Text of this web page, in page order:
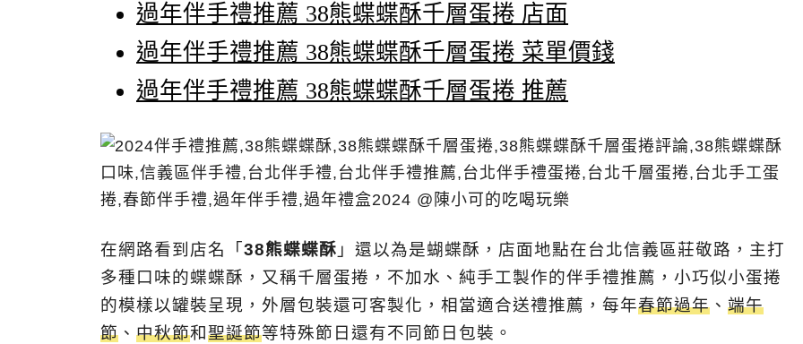
過年伴手禮推薦 38熊蝶蝶酥千層蛋捲 店面
過年伴手禮推薦 38熊蝶蝶酥千層蛋捲 菜單價錢
過年伴手禮推薦 38熊蝶蝶酥千層蛋捲 推薦
在網路看到店名「 38熊蝶蝶酥 」還以為是蝴蝶酥，店面地點在台北信義區莊敬路，主打
多種口味的蝶蝶酥，又稱千層蛋捲，不加水、純手工製作的伴手禮推薦，小巧似小蛋捲
的模樣以罐裝呈現，外層包裝還可客製化，相當適合送禮推薦，每年春節過年 、 端午
節 、 中秋節和聖誕節等特殊節日還有不同節日包裝。